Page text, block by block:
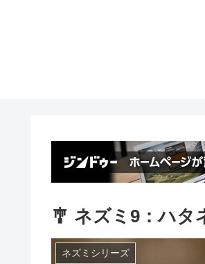
🎐 ネズミ9：ハ
ネズミシリーズ